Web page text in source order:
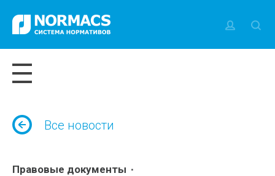
Все новости
Правовые документы